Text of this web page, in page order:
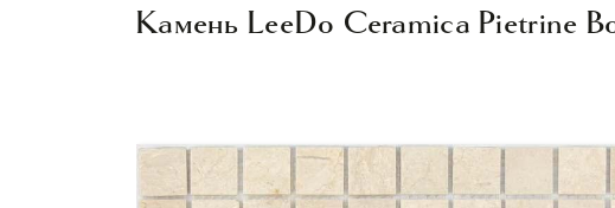
Камень LeeDo Ceramica Pietrine